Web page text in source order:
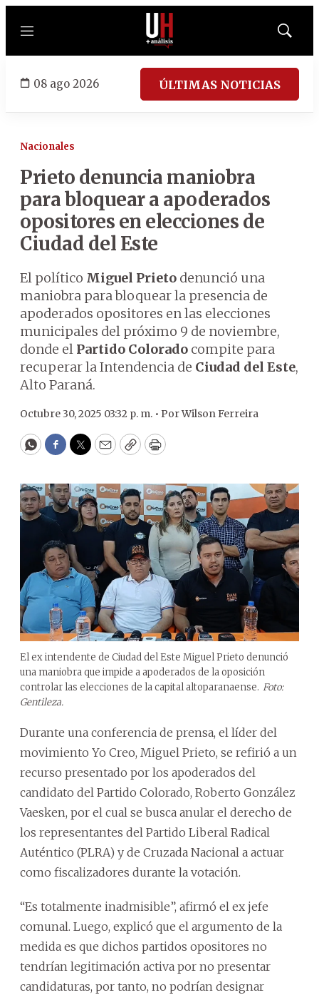
Menú
Mostrar
08 ago 2026 ÚLTIMAS NOTICIAS
Nacionales
Prieto denuncia maniobra
para bloquear a apoderados
opositores en elecciones de
Ciudad del Este
El político Miguel Prieto denunció una
maniobra para bloquear la presencia de
apoderados opositores en las elecciones
municipales del próximo 9 de noviembre,
donde el Partido Colorado compite para
recuperar la Intendencia de Ciudad del Este,
Alto Paraná.
Octubre 30, 2025 03:32 p. m. • PorWilson Ferreira
WhatsApp
Facebook
Twitter
EmailCopyPrint
El ex intendente de Ciudad del Este Miguel Prieto denunció
una maniobra que impide a apoderados de la oposición
controlar las elecciones de la capital altoparanaense. Foto:
Gentileza.
Durante una conferencia de prensa, el líder del
movimiento Yo Creo, Miguel Prieto, se refirió a un
recurso presentado por los apoderados del
candidato del Partido Colorado, Roberto González
Vaesken, por el cual se busca anular el derecho de
los representantes del Partido Liberal Radical
Auténtico (PLRA) y de Cruzada Nacional a actuar
como fiscalizadores durante la votación.
“Es totalmente inadmisible”, afirmó el ex jefe
comunal. Luego, explicó que el argumento de la
medida es que dichos partidos opositores no
tendrían legitimación activa por no presentar
candidaturas, por tanto, no podrían designar